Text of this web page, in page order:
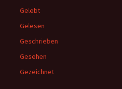
Gelebt
Gelesen
Geschrieben
Gesehen
Gezeichnet